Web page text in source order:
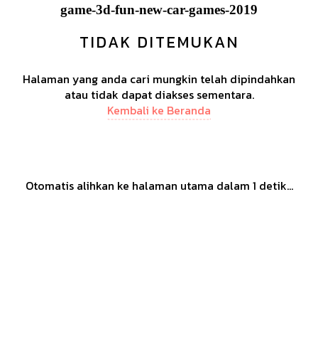
game-3d-fun-new-car-games-2019
TIDAK DITEMUKAN
Halaman yang anda cari mungkin telah dipindahkan
atau tidak dapat diakses sementara.
Kembali ke Beranda
Otomatis alihkan ke halaman utama dalam 1 detik...